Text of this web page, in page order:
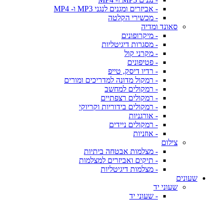
- אביזרים ומגנים לנגני MP3 ו- MP4
- מכשירי הקלטה
סאונד ומדיה
- מיקרופונים
- מסגרות דיגיטליות
- מקרני קול
- פטיפונים
- רדיו דיסק, טייפ
- רמקול מדונה למדריכים ומורים
- רמקולים למחשב
- רמקולים רצפתיים
- רמקולים בידוריות וקריוקי
- אורגניות
- רמקולים ניידים
- אוזניות
צילום
- מצלמות אבטחה ביתיות
- תיקים ואביזרים למצלמות
- מצלמות דיגיטליות
שעונים
שעוני יד
- שעוני יד